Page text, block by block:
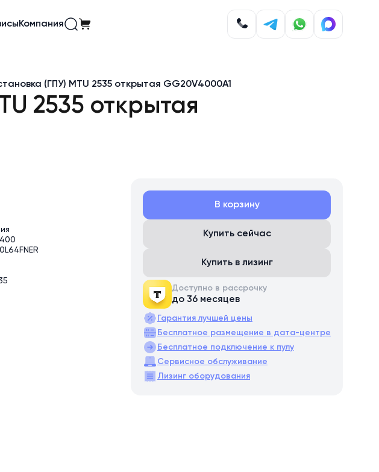
Компания
(ГПУ) MTU 2535 открытая GG20V4000A1
2535 открытая
В корзину
Купить сейчас
Купить в лизинг
Доступно в рассрочку
до 36 месяцев
Гарантия лучшей цены
Бесплатное размещение в дата-центре
Бесплатное подключение к пулу
Сервисное обслуживание
Лизинг оборудования